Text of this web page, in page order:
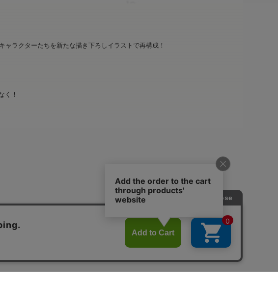
ラクターたちを新たな描き下ろしイラストで再構成！
く！